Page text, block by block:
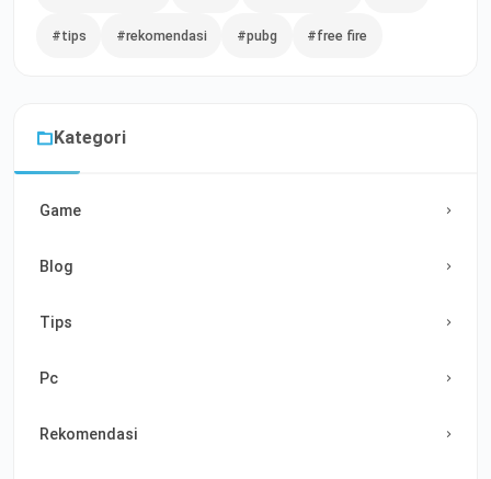
#tips #rekomendasi #pubg #free fire
Kategori
Game
Blog
Tips
Pc
Rekomendasi